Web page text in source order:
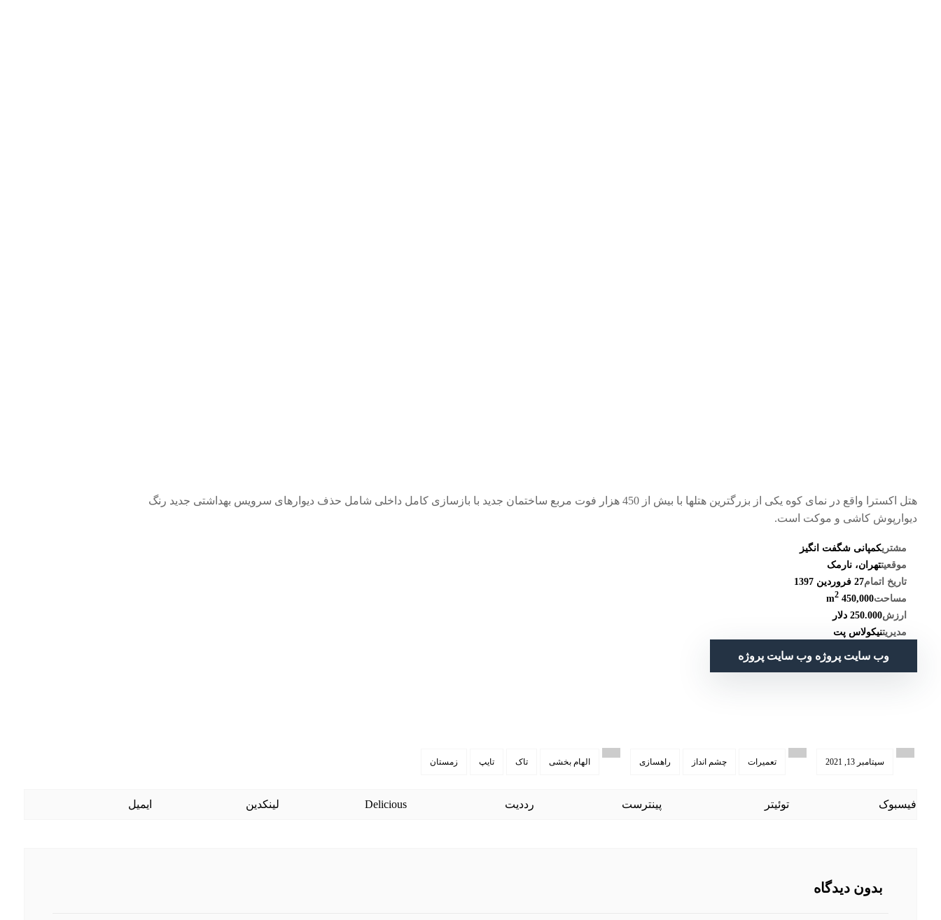
هتل اکسترا واقع در نمای کوه یکی از بزرگترین هتلها با بیش از 450 هزار فوت مربع ساختمان جدید با بازسازی کامل داخلی شامل حذف دیوارهای سرویس بهداشتی جدید رنگ
دیوارپوش کاشی و موکت است.
مشتریکمپانی شگفت انگیز
موقعیتتهران، نارمک
تاریخ اتمام27 فروردین 1397
مساحت450,000 m
2
ارزش250.000 دلار
مدیریتنیکولاس پت
وب سایت پروژه وب سایت پروژه
سپتامبر 13, 2021 تعمیرات چشم انداز راهسازی الهام بخشی تاک تایپ زمستان
فیسبوک توئیتر پینترست رددیت Delicious لینکدین ایمیل
بدون دیدگاه